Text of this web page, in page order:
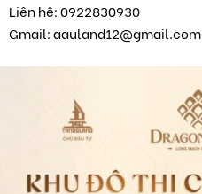
Liên hệ: 0922830930
Gmail: aauland12@gmail.com